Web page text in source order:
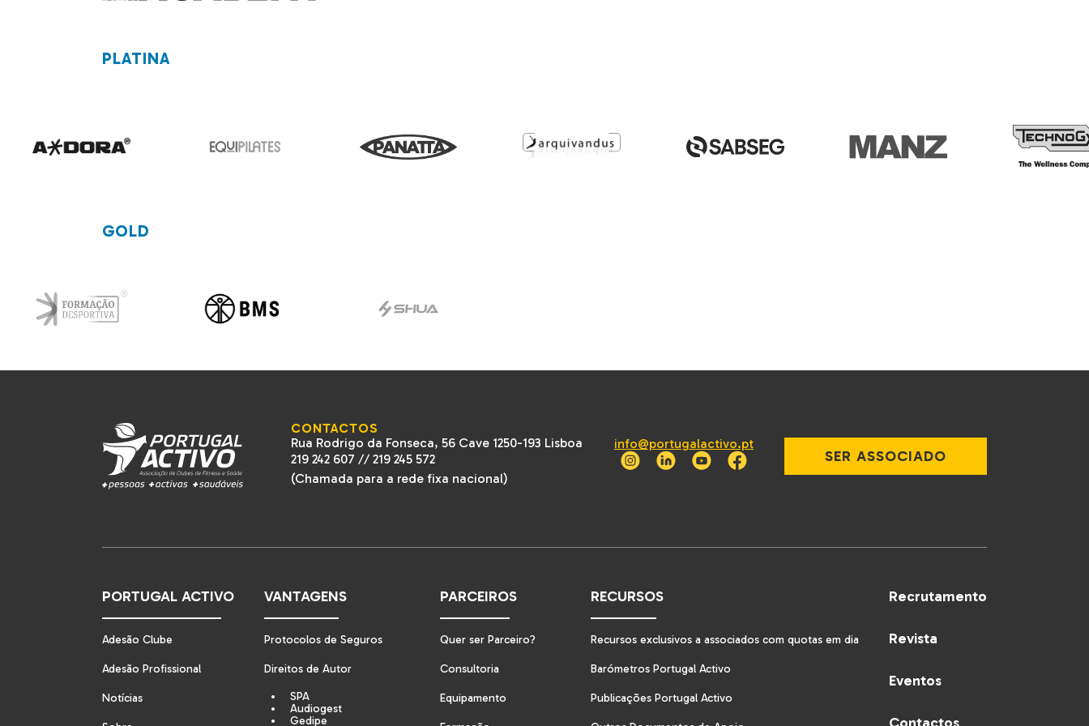
PLATINA
GOLD
CONTACTOS
Rua Rodrigo da Fonseca, 56 Cave 1250-193 Lisboa
219 242 607 // 219 245 572
(Chamada para a rede fixa nacional)
info@portugalactivo.pt
SER ASSOCIADO
PORTUGAL ACTIVO
Adesão Clube
Adesão Profissional
Notícias
VANTAGENS
Protocolos de Seguros
Direitos de Autor
SPA
Audiogest
Gedipe
PARCEIROS
Quer ser Parceiro?
Consultoria
Equipamento
RECURSOS
Recursos exclusivos a associados com quotas em dia
Barómetros Portugal Activo
Publicações Portugal Activo
Recrutamento
Revista
Eventos